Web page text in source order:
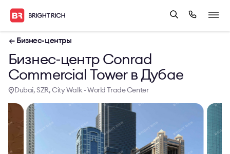
← Бизнес-центры
Бизнес-центр Conrad
Commercial Tower в Дубае
Dubai, SZR, City Walk - World Trade Center